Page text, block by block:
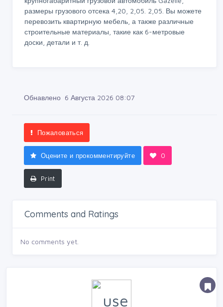
размеры грузового отсека 4,20, 2,05. 2,05. Вы можете
перевозить квартирную мебель, а также различные
строительные материалы, такие как 6-метровые
доски, детали и т. д.
Обнавлено 6 Августа 2026 08:07
Пожаловаться
Оцените и прокомментируйте 0
Print
Comments and Ratings
No comments yet.